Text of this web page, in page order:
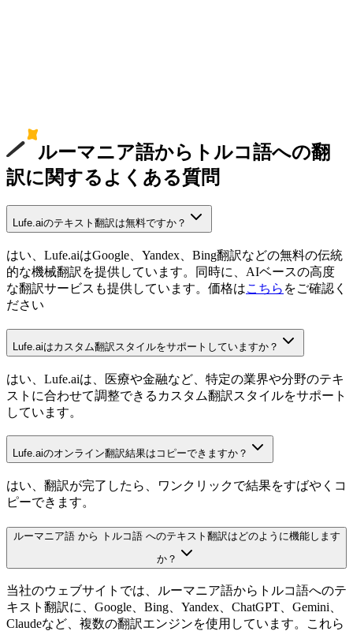
ルーマニア語からトルコ語への翻
訳に関するよくある質問
Lufe.aiのテキスト翻訳は無料ですか？
はい、Lufe.aiはGoogle、Yandex、Bing翻訳などの無料の伝統
的な機械翻訳を提供しています。同時に、AIベースの高度
な翻訳サービスも提供しています。価格はこちら をご確認く
ださい
Lufe.aiはカスタム翻訳スタイルをサポートしていますか？
はい、Lufe.aiは、医療や金融など、特定の業界や分野のテキ
ストに合わせて調整できるカスタム翻訳スタイルをサポート
しています。
Lufe.aiのオンライン翻訳結果はコピーできますか？
はい、翻訳が完了したら、ワンクリックで結果をすばやくコ
ピーできます。
ルーマニア語 から トルコ語 へのテキスト翻訳はどのように機能します
か？
当社のウェブサイトでは、ルーマニア語からトルコ語へのテ
キスト翻訳に、Google、Bing、Yandex、ChatGPT、Gemini、
Claudeなど、複数の翻訳エンジンを使用しています。これら